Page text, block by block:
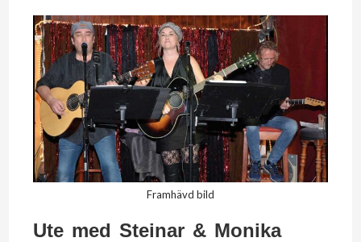
Framhävd bild
Ute med Steinar & Monika